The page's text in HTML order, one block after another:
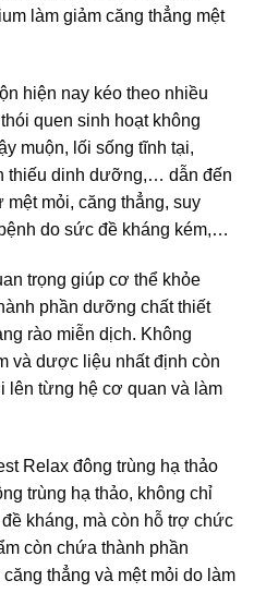
làm giảm căng thẳng mệt
hiện nay kéo theo nhiều
quen sinh hoạt không
muộn, lối sống tĩnh tại,
thiếu dinh dưỡng,… dẫn đến
mỏi, căng thẳng, suy
do sức đề kháng kém,…
trọng giúp cơ thể khỏe
phần dưỡng chất thiết
rào miễn dịch. Không
và dược liệu nhất định còn
lên từng hệ cơ quan và làm
Relax đông trùng hạ thảo
trùng hạ thảo, không chỉ
kháng, mà còn hỗ trợ chức
còn chứa thành phần
thẳng và mệt mỏi do làm